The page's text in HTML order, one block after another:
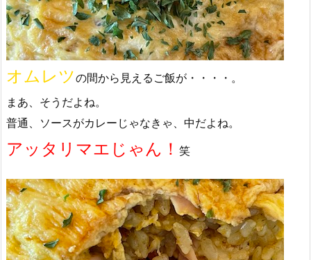
オムレツの間から見えるご飯が・・・・。
まあ、そうだよね。
普通、ソースがカレーじゃなきゃ、中だよね。
アッタリマエじゃん！ 笑